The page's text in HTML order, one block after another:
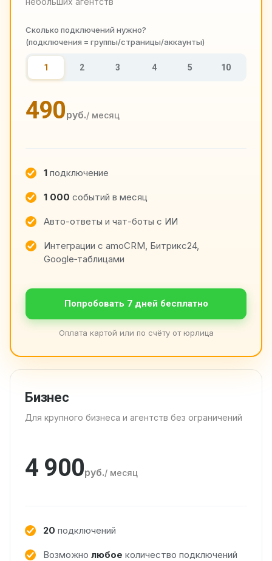
Сколько подключений нужно?
(подключения = группы/страницы/аккаунты)
1 2 3 4 5 10
490руб./ месяц
1 подключение
1 000 событий в месяц
Авто-ответы и чат-боты с ИИ
Интеграции с amoCRM, Битрикс24,
Google‑таблицами
Попробовать 7 дней бесплатно
Оплата картой или по счёту от юрлица
Бизнес
Для крупного бизнеса и агентств без ограничений
4 900руб./ месяц
20 подключений
Возможно любое количество подключений